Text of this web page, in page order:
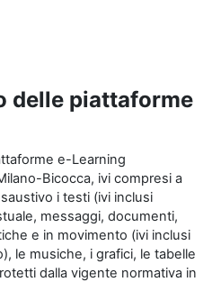
delle piattaforme
e-Learning
Bicocca, ivi compresi a
i testi (ivi inclusi
messaggi, documenti,
e in movimento (ivi inclusi
le musiche, i grafici, le tabelle
dalla vigente normativa in